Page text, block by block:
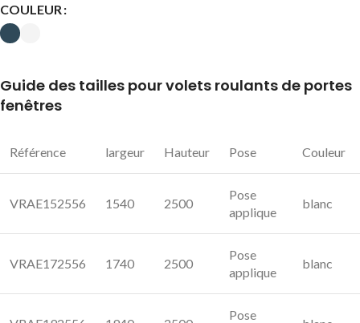
COULEUR
Guide des tailles pour volets roulants de portes
fenêtres
Référence largeur Hauteur Pose Couleur
VRAE152556 1540 2500
Pose
applique
blanc
VRAE172556 1740 2500
Pose
applique
blanc
Pose